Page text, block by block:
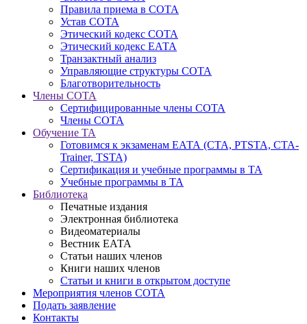
Правила приема в СОТА
Устав СОТА
Этический кодекс СОТА
Этический кодекс ЕАТА
Транзактный анализ
Управляющие структуры СОТА
Благотворительность
Члены СОТА
Сертифицированные члены СОТА
Члены СОТА
Обучение ТА
Готовимся к экзаменам ЕАТА (СТА, PTSTA, СТА-
Trainer, TSTA)
Сертификация и учебные программы в ТА
Учебные программы в ТА
Библиотека
Печатные издания
Электронная библиотека
Видеоматериалы
Вестник ЕАТА
Статьи наших членов
Книги наших членов
Статьи и книги в открытом доступе
Мероприятия членов СОТА
Подать заявление
Контакты